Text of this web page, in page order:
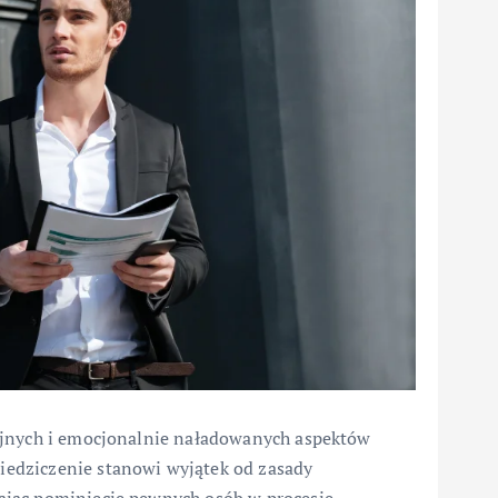
i emocjonalnie naładowanych aspektów
stanowi wyjątek od zasady